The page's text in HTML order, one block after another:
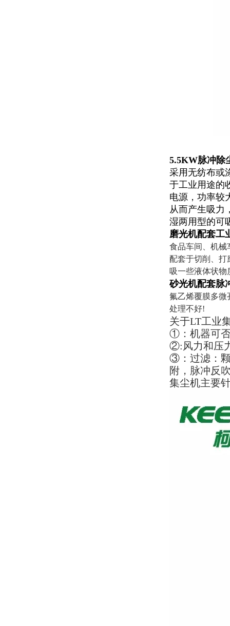
5.5KW脉冲除
采用无纺布或
于工业用途的
电源，功率较
从而产生吸力
湿两用型的可
磨光机配套工
食品车间、机械
配套于切削、
吸一些液体状物
砂光机配套脉
氟乙烯覆膜多微
处理不好!
关于LT工业
①：机器可
②:风力和压
③：过滤：
附，脉冲反
集尘机主要